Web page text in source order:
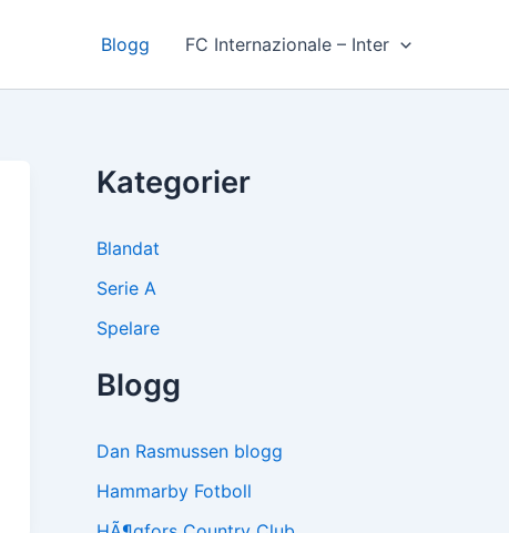
Blogg FC Internazionale – Inter
Kategorier
Blandat
Serie A
Spelare
Blogg
Dan Rasmussen blogg
Hammarby Fotboll